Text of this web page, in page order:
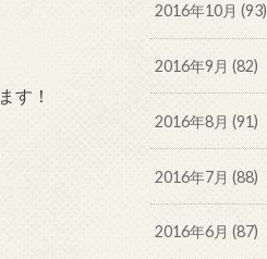
す！
2016年10月 (93)
2016年9月 (82)
2016年8月 (91)
2016年7月 (88)
2016年6月 (87)